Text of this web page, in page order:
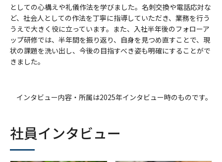
としての心構えや礼儀作法を学びました。名刺交換や電話応対な
ど、社会人としての作法を丁寧に指導していただき、業務を行う
うえで大きく役に立っています。また、入社半年後のフォローア
ップ研修では、半年間を振り返り、自身を見つめ直すことで、現
状の課題を洗い出し、今後の目指すべき姿も明確にすることがで
きました。
インタビュー内容・所属は2025年インタビュー時のものです。
社員インタビュー